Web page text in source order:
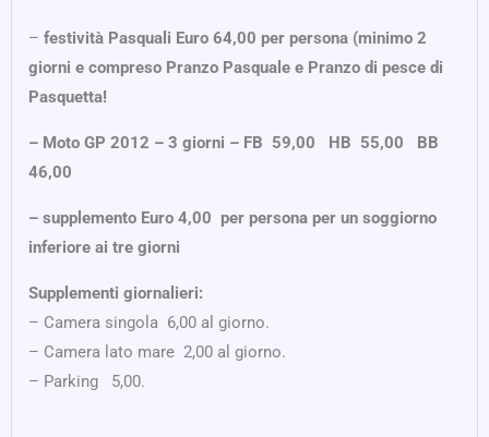
– festività Pasquali Euro 64,00 per persona (minimo 2
giorni e compreso Pranzo Pasquale e Pranzo di pesce di
Pasquetta!
– Moto GP 2012 – 3 giorni – FB  59,00 HB  55,00 BB 
46,00
– supplemento Euro 4,00 per persona per un soggiorno
inferiore ai tre giorni
Supplementi giornalieri:
– Camera singola  6,00 al giorno.
– Camera lato mare  2,00 al giorno.
– Parking  5,00.